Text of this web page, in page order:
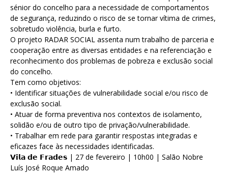
sénior do concelho para a necessidade de comportamentos
de segurança, reduzindo o risco de se tornar vítima de crimes,
sobretudo violência, burla e furto.
O projeto RADAR SOCIAL assenta num trabalho de parceria e
cooperação entre as diversas entidades e na referenciação e
reconhecimento dos problemas de pobreza e exclusão social
do concelho.
Tem como objetivos:
• Identificar situações de vulnerabilidade social e/ou risco de
exclusão social.
• Atuar de forma preventiva nos contextos de isolamento,
solidão e/ou de outro tipo de privação/vulnerabilidade.
• Trabalhar em rede para garantir respostas integradas e
eficazes face às necessidades identificadas.
𝗩𝗶𝗹𝗮 𝗱𝗲 𝗙𝗿𝗮𝗱𝗲𝘀 | 27 de fevereiro | 10h00 | Salão Nobre
Luís José Roque Amado